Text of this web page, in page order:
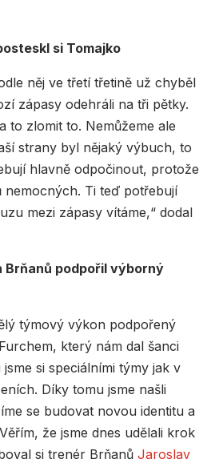
si Tomajko
něj ve třetí třetině už chyběl
zápasy odehráli na tři pětky.
to zlomit to. Nemůžeme ale
strany byl nějaký výbuch, to
hlavně odpočinout, protože
nemocných. Ti teď potřebují
mezi zápasy vítáme,“ dodal
podpořil výborný
týmový výkon podpořený
který nám dal šanci
si speciálními týmy jak v
Díky tomu jsme našli
se budovat novou identitu a
že jsme dnes udělali krok
si trenér Brňanů Jaroslav